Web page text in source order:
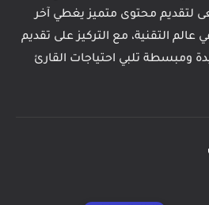
لتقديم محتوى متميز يغطي آخر
التقنية، مع التركيز على تقديم
ومبسطة تلبي احتياجات القارئ